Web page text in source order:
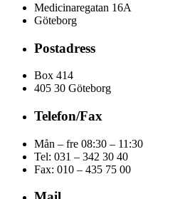
Medicinaregatan 16A
Göteborg
Postadress
Box 414
405 30 Göteborg
Telefon/Fax
Mån – fre 08:30 – 11:30
Tel: 031 – 342 30 40
Fax: 010 – 435 75 00